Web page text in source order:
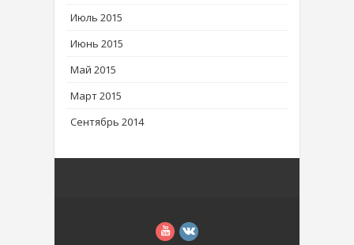
Июль 2015
Июнь 2015
Май 2015
Март 2015
Сентябрь 2014